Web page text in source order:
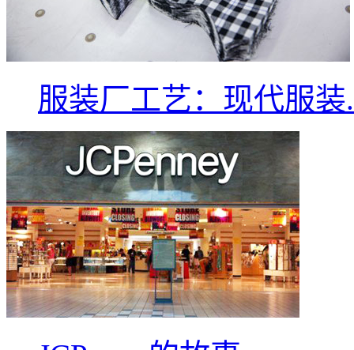
服装厂工艺：现代服装